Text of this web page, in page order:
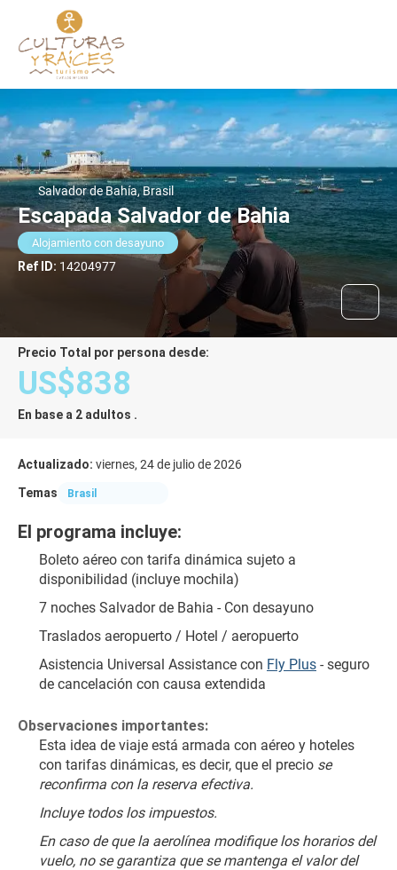
Salvador de Bahía, Brasil
Escapada Salvador de Bahia
Alojamiento con desayuno
Ref ID: 14204977
Precio Total por persona desde:
US$838
En base a 2 adultos .
Actualizado: viernes, 24 de julio de 2026
Temas
Brasil
El programa incluye:
Boleto aéreo con tarifa dinámica sujeto a
disponibilidad (incluye mochila)
7 noches Salvador de Bahia - Con desayuno
Traslados aeropuerto / Hotel / aeropuerto
Asistencia Universal Assistance con Fly Plus - seguro
de cancelación con causa extendida
Observaciones importantes:
Esta idea de viaje está armada con aéreo y hoteles
con tarifas dinámicas, es decir, que el precio se
reconfirma con la reserva efectiva.
Incluye todos los impuestos.
En caso de que la aerolínea modifique los horarios del
vuelo, no se garantiza que se mantenga el valor del